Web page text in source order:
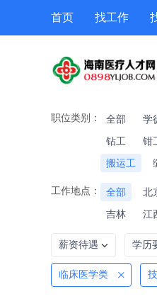
首页 找工作
职位类别： 全部 学
钻工
钳
搬运工
工作地点： 全部 北
吉林
江
薪资待遇 学历
临床医学类